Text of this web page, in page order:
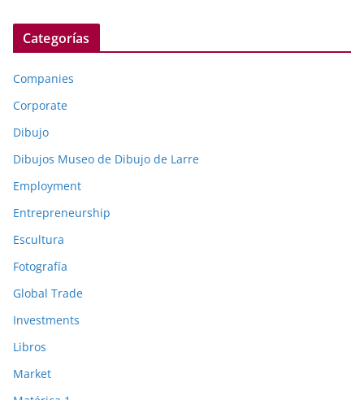
Categorías
Companies
Corporate
Dibujo
Dibujos Museo de Dibujo de Larre
Employment
Entrepreneurship
Escultura
Fotografía
Global Trade
Investments
Libros
Market